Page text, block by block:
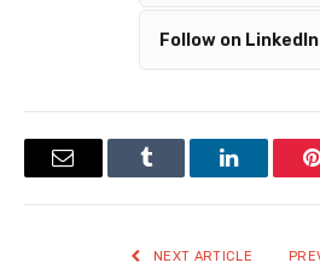
Follow on LinkedIn
Pinterest
LinkedIn
Tumblr
Email
NEXT ARTICLE